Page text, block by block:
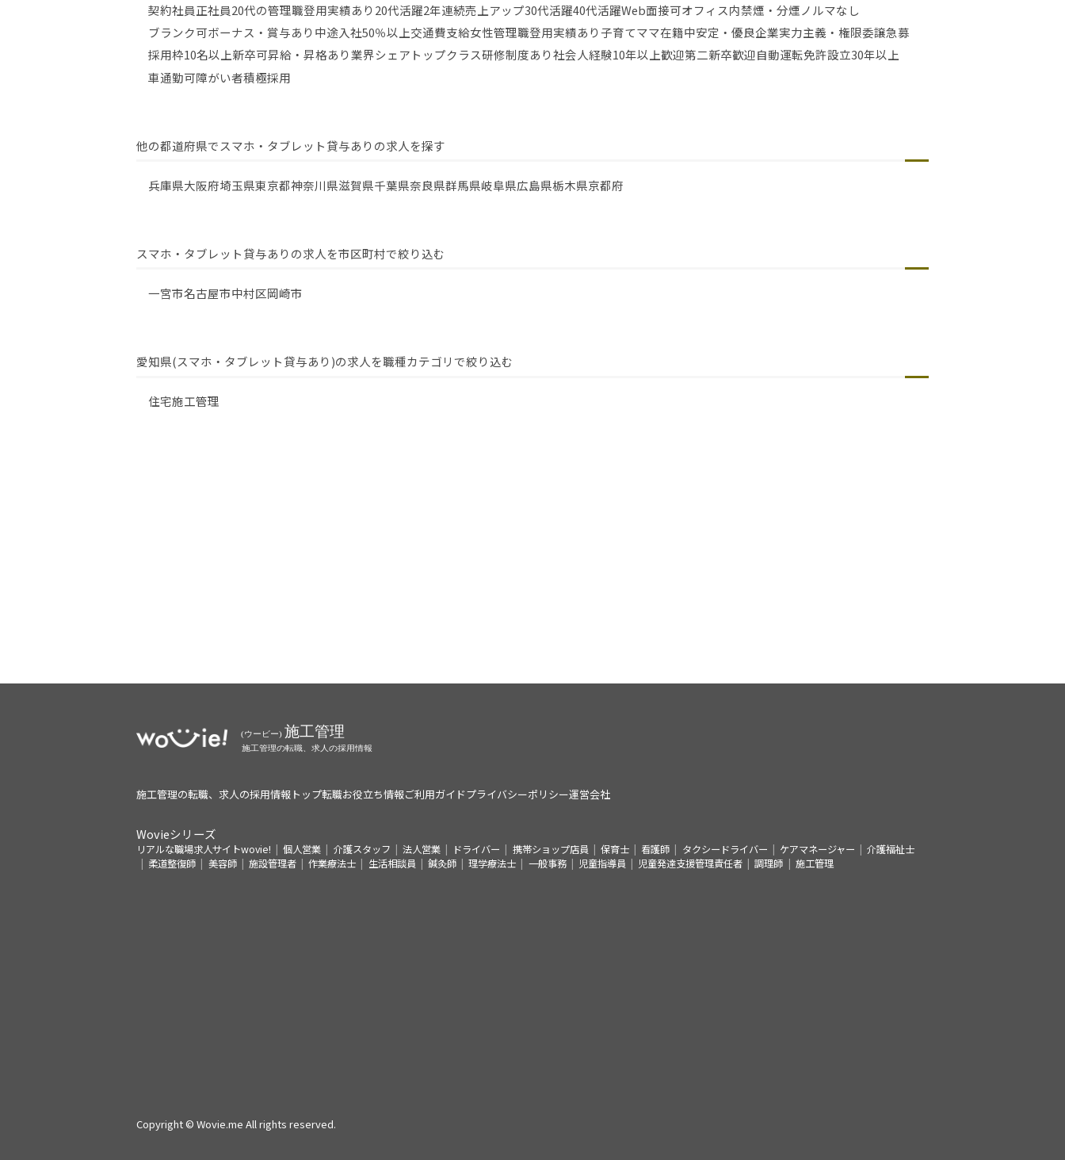
契約社員正社員20代の管理職登用実績あり 20代活躍2年連続売上アップ30代活躍40代活躍Web面接可オフィス内禁煙・分煙ノルマなし
ブランク可ボーナス・賞与あり 中途入社50％以上交通費支給女性管理職登用実績あり子育てママ在籍中安定・優良企業実力主義・権限委譲急募
採用枠10名以上新卒可昇給・昇格あり業界シェアトップクラス研修制度あり社会人経験10年以上歓迎第二新卒歓迎自動運転免許設立30年以上
車通勤可障がい者積極採用
他の都道府県でスマホ・タブレット貸与ありの求人を探す
兵庫県大阪府埼玉県東京都神奈川県滋賀県千葉県奈良県群馬県岐阜県広島県栃木県京都府
スマホ・タブレット貸与ありの求人を市区町村で絞り込む
一宮市名古屋市中村区岡崎市
愛知県(スマホ・タブレット貸与あり)の求人を職種カテゴリで絞り込む
住宅施工管理
施工管理の転職、求人の採用情報トップ転職お役立ち情報ご利用ガイドプライバシーポリシー運営会社
Wovieシリーズ
リアルな職場求人サイトwovie! 個人営業 介護スタッフ 法人営業 ドライバー 携帯ショップ店員 保育士 看護師 タクシードライバー ケアマネージャー
介護福祉士
柔道整復師
美容師 施設管理者 作業療法士 生活相談員 鍼灸師 理学療法士 一般事務 児童指導員 児童発達支援管理責任者 調理師 施工管理
Copyright © Wovie.me All rights reserved.